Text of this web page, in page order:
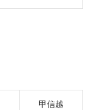
甲信越